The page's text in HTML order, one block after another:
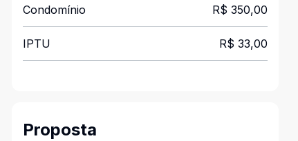
Condomínio R$ 350,00
IPTU R$ 33,00
Proposta